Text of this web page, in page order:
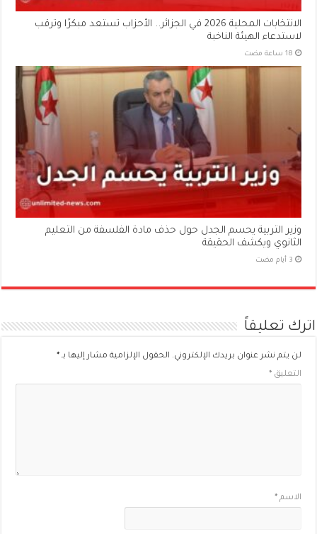
الانتخابات المحلية 2026 في الجزائر.. الأحزاب تستعد مبكرًا وترقب
لاستدعاء الهيئة الناخبة
وزير التربية يحسم الجدل حول حذف مادة الفلسفة من التعليم
الثانوي ويكشف الحقيقة
اترك تعليقاً
لن يتم نشر عنوان بريدك الإلكتروني. الحقول الإلزامية مشار إليها بـ*
التعليق*
الاسم*